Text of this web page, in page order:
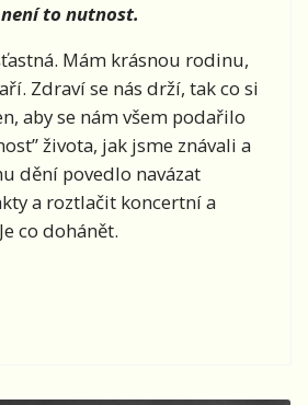
to nutnost.
Mám krásnou rodinu,
Zdraví se nás drží, tak co si
aby se nám všem podařilo
života, jak jsme znávali a
dění povedlo navázat
a roztlačit koncertní a
co dohánět.